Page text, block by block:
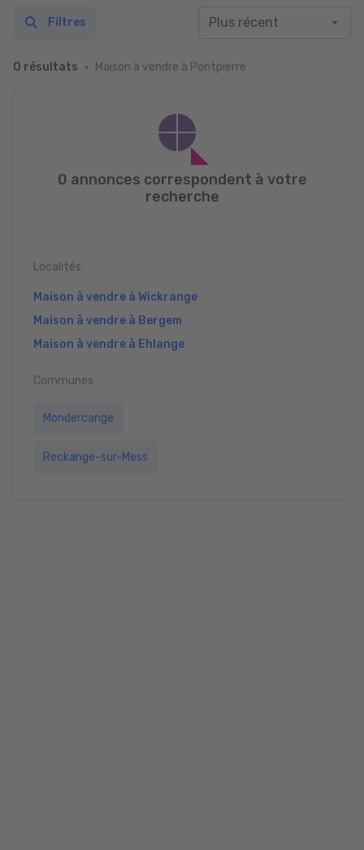
0 résultats Maison à vendre à Pontpierre
Filtres
0 annonces correspondent à votre
recherche
Localités
Maison à vendre à Wickrange
Maison à vendre à Bergem
Maison à vendre à Ehlange
Communes
Mondercange
Reckange-sur-Mess